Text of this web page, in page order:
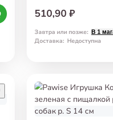
510,90 ₽
Завтра или позже: В 1
Доставка: Недоступна